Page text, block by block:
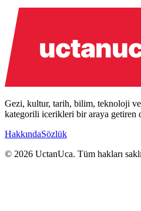
Gezi, kultur, tarih, bilim, teknoloji
kategorili icerikleri bir araya getiren
HakkındaSözlük
© 2026 UctanUca. Tüm hakları